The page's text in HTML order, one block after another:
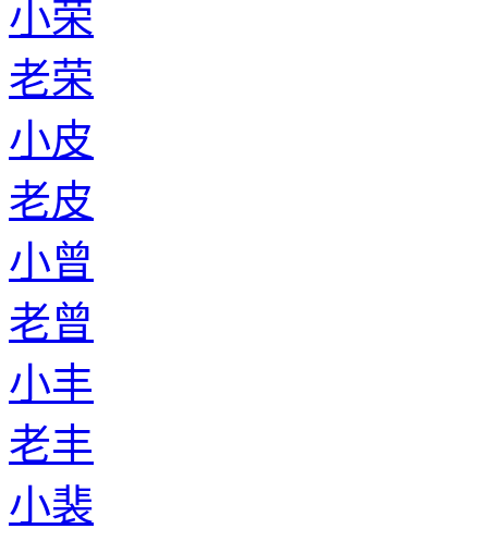
小荣
老荣
小皮
老皮
小曾
老曾
小丰
老丰
小裴